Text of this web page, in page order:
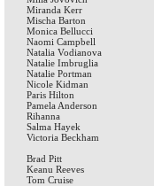
Miranda Kerr
Mischa Barton
Monica Bellucci
Naomi Campbell
Natalia Vodianova
Natalie Imbruglia
Natalie Portman
Nicole Kidman
Paris Hilton
Pamela Anderson
Rihanna
Salma Hayek
Victoria Beckham
Brad Pitt
Keanu Reeves
Tom Cruise